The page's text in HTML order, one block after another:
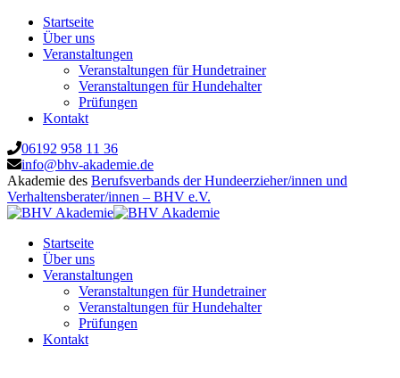
Startseite
Über uns
Veranstaltungen
Veranstaltungen für Hundetrainer
Veranstaltungen für Hundehalter
Prüfungen
Kontakt
06192 958 11 36
info@bhv-akademie.de
Akademie des Berufsverbands der Hundeerzieher/innen und
Verhaltensberater/innen – BHV e.V.
Startseite
Über uns
Veranstaltungen
Veranstaltungen für Hundetrainer
Veranstaltungen für Hundehalter
Prüfungen
Kontakt